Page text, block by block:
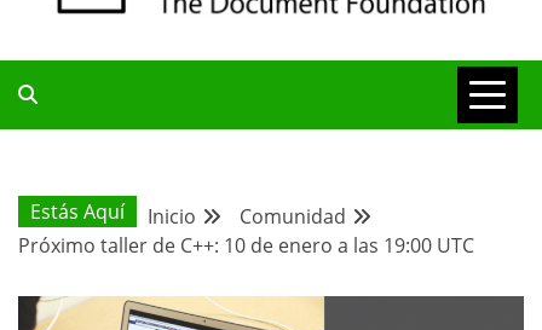
BLOG DE LA
COMUNIDAD
HISPANA
Estás Aquí Inicio
Comunidad
Próximo taller de C++: 10 de enero a las 19:00 UTC